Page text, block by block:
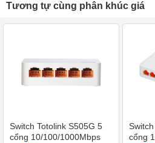
Tương tự cùng phân khúc giá
Switch Totolink S505G 5
cổng 10/100/1000Mbps
cổng